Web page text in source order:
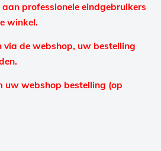
professionele eindgebruikers
winkel.
via de webshop, uw bestelling
uw webshop bestelling (op